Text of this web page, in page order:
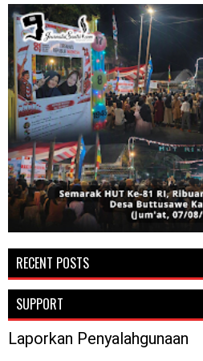
RECENT POSTS
SUPPORT
Laporkan Penyalahgunaan